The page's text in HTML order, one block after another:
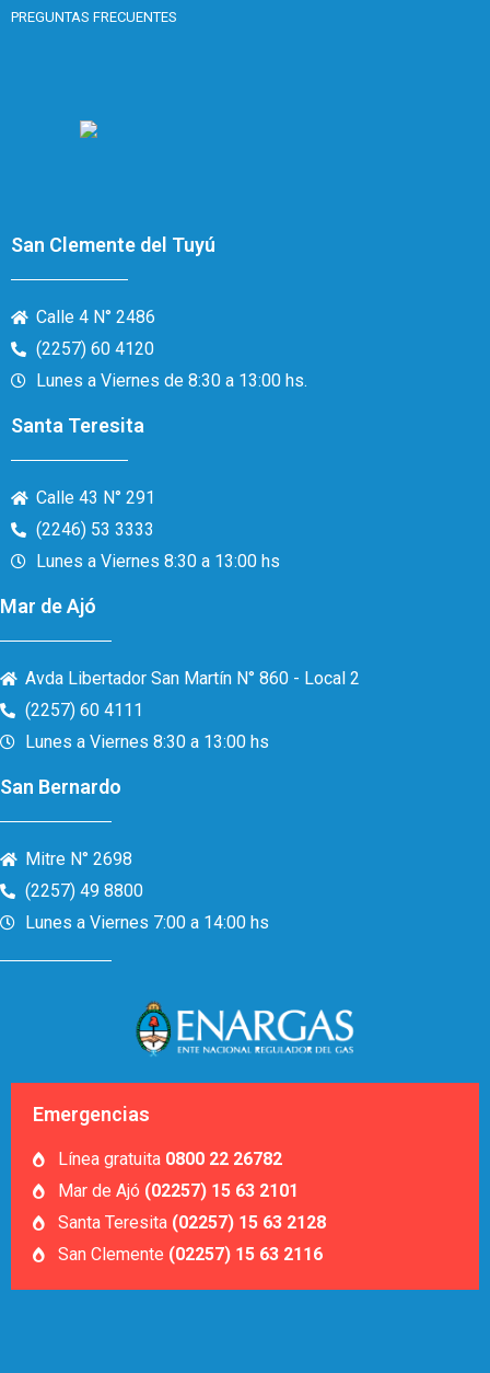
PREGUNTAS FRECUENTES
San Clemente del Tuyú
Calle 4 N° 2486
(2257) 60 4120
Lunes a Viernes de 8:30 a 13:00 hs.
Santa Teresita
Calle 43 N° 291
(2246) 53 3333
Lunes a Viernes 8:30 a 13:00 hs
Mar de Ajó
Avda Libertador San Martín N° 860 - Local 2
(2257) 60 4111
Lunes a Viernes 8:30 a 13:00 hs
San Bernardo
Mitre N° 2698
(2257) 49 8800
Lunes a Viernes 7:00 a 14:00 hs
Emergencias
Línea gratuita 0800 22 26782
Mar de Ajó (02257) 15 63 2101
Santa Teresita (02257) 15 63 2128
San Clemente (02257) 15 63 2116